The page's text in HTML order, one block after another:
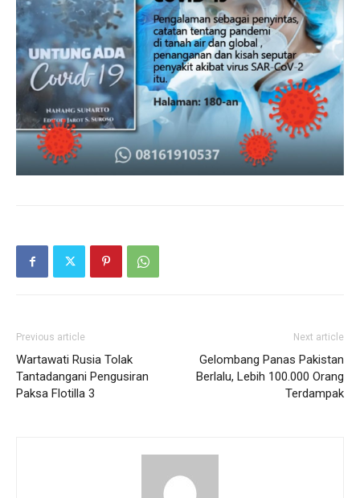
Previous article
Wartawati Rusia Tolak
Tantadangani Pengusiran
Paksa Flotilla 3
Next article
Gelombang Panas Pakistan
Berlalu, Lebih 100.000 Orang
Terdampak